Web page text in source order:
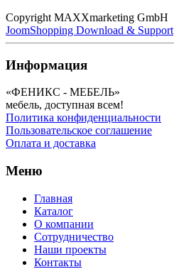
Copyright MAXXmarketing GmbH
JoomShopping Download & Support
Информация
«ФЕНИКС - МЕБЕЛЬ»
мебель, доступная всем!
Политика конфиденциальности
Пользовательское соглашение
Оплата и доставка
Меню
Главная
Каталог
О компании
Сотрудничество
Наши проекты
Контакты